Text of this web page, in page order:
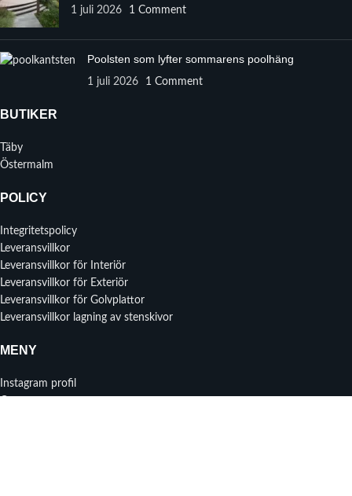
1 juli 2026 1 Comment
Poolsten som lyfter sommarens poolhäng
1 juli 2026 1 Comment
BUTIKER
Täby
Östermalm
POLICY
Integritetspolicy
Leveransvillkor
Leveransvillkor för Interiör
Leveransvillkor för Exteriör
Leveransvillkor för Golvplattor
Leveransvillkor lagning av stenskivor
MENY
Instagram profil